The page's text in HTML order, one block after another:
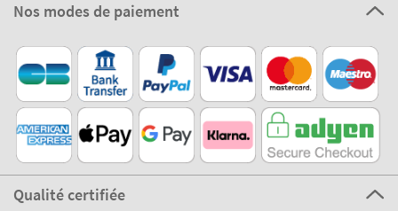
Nos modes de paiement
Qualité certifiée